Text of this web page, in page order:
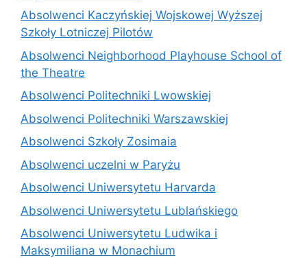
Absolwenci Kaczyńskiej Wojskowej Wyższej
Szkoły Lotniczej Pilotów
Absolwenci Neighborhood Playhouse School of
the Theatre
Absolwenci Politechniki Lwowskiej
Absolwenci Politechniki Warszawskiej
Absolwenci Szkoły Zosimaia
Absolwenci uczelni w Paryżu
Absolwenci Uniwersytetu Harvarda
Absolwenci Uniwersytetu Lublańskiego
Absolwenci Uniwersytetu Ludwika i
Maksymiliana w Monachium